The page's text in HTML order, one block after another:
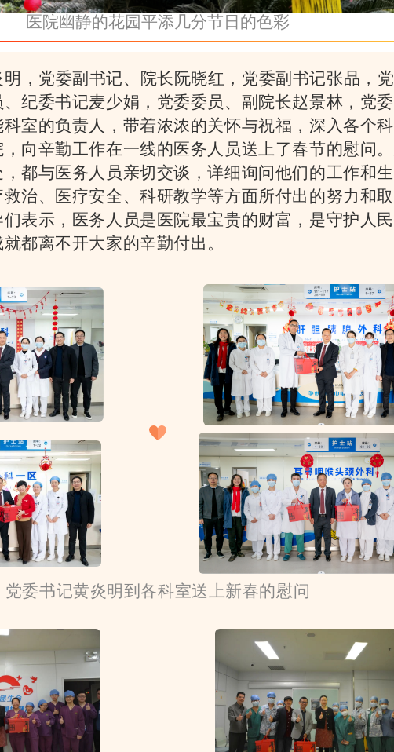
医院幽静的花园平添几分节日的色彩
，党委副书记、院长阮晓红，党委副书记张品，
纪委书记麦少娟，党委委员、副院长赵景林，党
室的负责人，带着浓浓的关怀与祝福，深入各个
向辛勤工作在一线的医务人员送上了春节的慰问
都与医务人员亲切交谈，详细询问他们的工作和
治、医疗安全、科研教学等方面所付出的努力和
表示，医务人员是医院最宝贵的财富，是守护人
都离不开大家的辛勤付出。
党委书记黄炎明到各科室送上新春的慰问